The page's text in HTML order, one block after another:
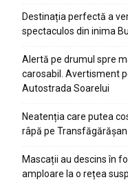
Destinația perfectă a
spectaculos din inima
Alertă pe drumul spre
carosabil. Avertisment
Autostrada Soarelui
Neatenția care putea
râpă pe Transfăgărășan
Mascații au descins în
amploare la o rețea